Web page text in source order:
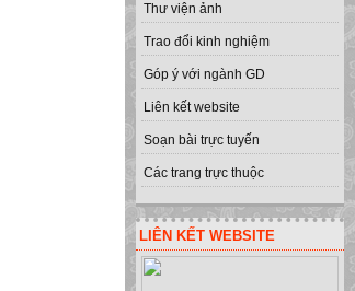
Thư viện ảnh
Trao đổi kinh nghiệm
Góp ý với ngành GD
Liên kết website
Soạn bài trực tuyến
Các trang trực thuộc
LIÊN KẾT WEBSITE